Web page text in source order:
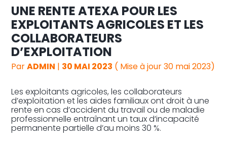
UNE RENTE ATEXA POUR LES
EXPLOITANTS AGRICOLES ET LES
COLLABORATEURS
D’EXPLOITATION
ParADMIN | 30 MAI 2023 ( Mise à jour 30 mai 2023)
Les exploitants agricoles, les collaborateurs
d’exploitation et les aides familiaux ont droit à une
rente en cas d’accident du travail ou de maladie
professionnelle entraînant un taux d’incapacité
permanente partielle d’au moins 30 %.